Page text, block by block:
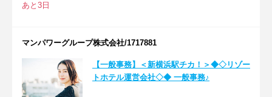
あと3日
マンパワーグループ株式会社/1717881
【一般事務】＜新横浜駅チカ！＞◆◇リゾー
トホテル運営会社◇◆ 一般事務♪